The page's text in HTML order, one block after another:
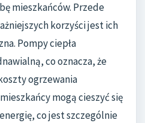
mieszkańców. Przede
korzyści jest ich
Pompy ciepła
co oznacza, że
ogrzewania
mogą cieszyć się
co jest szczególnie